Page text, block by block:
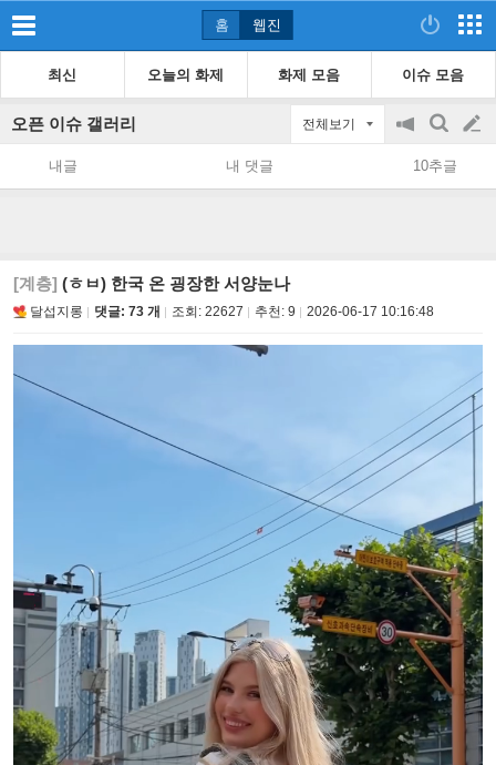
홈 웹진
최신 오늘의 화제 화제 모음 이슈 모음
오픈 이슈 갤러리 전체보기
공
지
on/off
검
색
글
쓰
내글 내 댓글 10추글
[계층] (ㅎㅂ) 한국 온 굉장한 서양눈나
달섭지롱 댓글: 73 개 조회: 22627 추천: 9 2026-06-17 10:16:48